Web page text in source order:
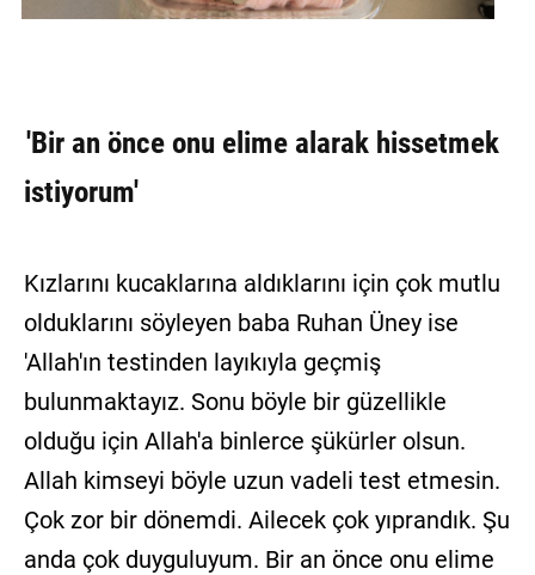
'Bir an önce onu elime alarak hissetmek
istiyorum'
Kızlarını kucaklarına aldıklarını için çok mutlu
olduklarını söyleyen baba Ruhan Üney ise
'Allah'ın testinden layıkıyla geçmiş
bulunmaktayız. Sonu böyle bir güzellikle
olduğu için Allah'a binlerce şükürler olsun.
Allah kimseyi böyle uzun vadeli test etmesin.
Çok zor bir dönemdi. Ailecek çok yıprandık. Şu
anda çok duyguluyum. Bir an önce onu elime